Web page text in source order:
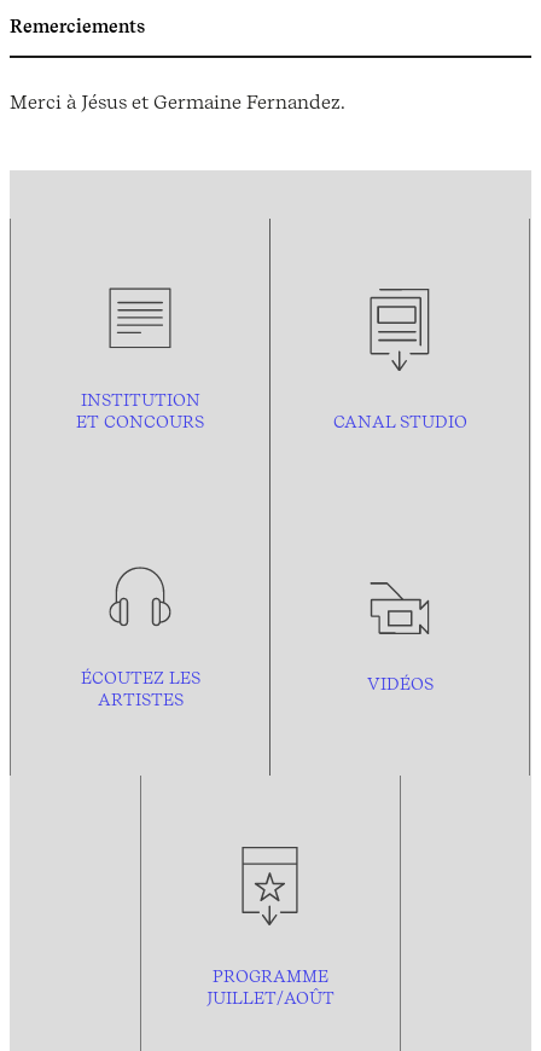
Remerciements
Merci à Jésus et Germaine Fernandez.
INSTITUTION
ET CONCOURS
CANAL STUDIO
ÉCOUTEZ LES
ARTISTES
VIDÉOS
PROGRAMME
JUILLET/AOÛT